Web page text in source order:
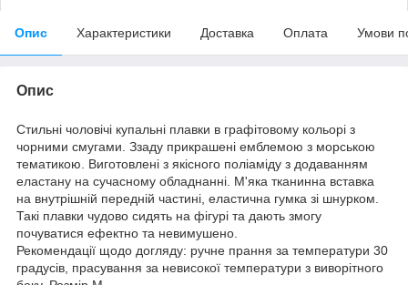
Опис Характеристики Доставка Оплата Умови
Опис
Стильні чоловічі купальні плавки в графітовому кольорі з
чорними смугами. Ззаду прикрашені емблемою з морською
тематикою. Виготовлені з якісного поліаміду з додаванням
еластану на сучасному обладнанні. М'яка тканинна вставка
на внутрішній передній частині, еластична гумка зі шнурком.
Такі плавки чудово сидять на фігурі та дають змогу
почуватися ефектно та невимушено.
Рекомендації щодо догляду: ручне прання за температури 30
градусів, прасування за невисокої температури з виворітного